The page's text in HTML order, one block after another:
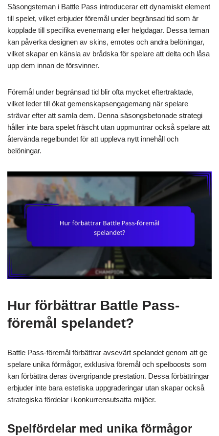
Säsongsteman i Battle Pass introducerar ett dynamiskt element
till spelet, vilket erbjuder föremål under begränsad tid som är
kopplade till specifika evenemang eller helgdagar. Dessa teman
kan påverka designen av skins, emotes och andra belöningar,
vilket skapar en känsla av brådska för spelare att delta och låsa
upp dem innan de försvinner.
Föremål under begränsad tid blir ofta mycket eftertraktade,
vilket leder till ökat gemenskapsengagemang när spelare
strävar efter att samla dem. Denna säsongsbetonade strategi
håller inte bara spelet fräscht utan uppmuntrar också spelare att
återvända regelbundet för att uppleva nytt innehåll och
belöningar.
Hur förbättrar Battle Pass-
föremål spelandet?
Battle Pass-föremål förbättrar avsevärt spelandet genom att ge
spelare unika förmågor, exklusiva föremål och spelboosts som
kan förbättra deras övergripande prestation. Dessa förbättringar
erbjuder inte bara estetiska uppgraderingar utan skapar också
strategiska fördelar i konkurrensutsatta miljöer.
Spelfördelar med unika förmågor